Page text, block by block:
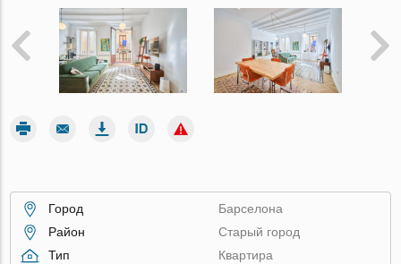
Город
Барселона
Район
Старый город
Тип
Квартира